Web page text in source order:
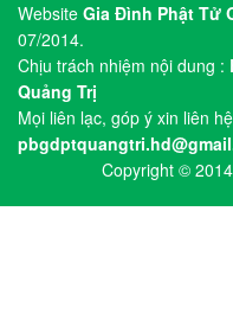
Website Gia Đình Phật Tử
07/2014.
Chịu trách nhiệm nội dung :
Quảng Trị
Mọi liên lạc, góp ý xin liên
Copyright ©